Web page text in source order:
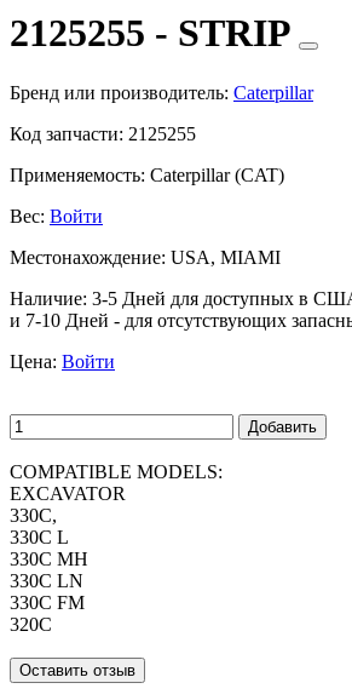
2125255 - STRIP
Бренд или производитель: Caterpillar
Код запчасти: 2125255
Применяемость: Caterpillar (CAT)
Вес: Войти
Местонахождение: USA, MIAMI
Наличие: 3-5 Дней для доступных в
и 7-10 Дней - для отсутствующих
Цена: Войти
Добавить
COMPATIBLE MODELS:
EXCAVATOR
330C,
330C L
330C MH
330C LN
330C FM
320C
Оставить отзыв